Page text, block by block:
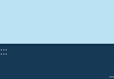
:::